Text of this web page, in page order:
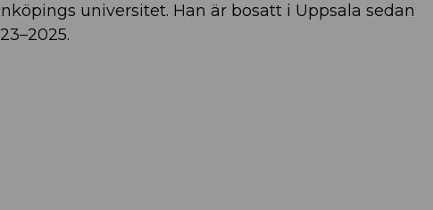
universitet. Han är bosatt i Uppsala sedan